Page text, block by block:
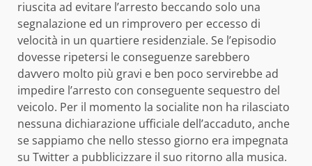
riuscita ad evitare l’arresto beccando solo una
segnalazione ed un rimprovero per eccesso di
velocità in un quartiere residenziale. Se l’episodio
dovesse ripetersi le conseguenze sarebbero
davvero molto più gravi e ben poco servirebbe ad
impedire l’arresto con conseguente sequestro del
veicolo. Per il momento la socialite non ha rilasciato
nessuna dichiarazione ufficiale dell’accaduto, anche
se sappiamo che nello stesso giorno era impegnata
su Twitter a pubblicizzare il suo ritorno alla musica.